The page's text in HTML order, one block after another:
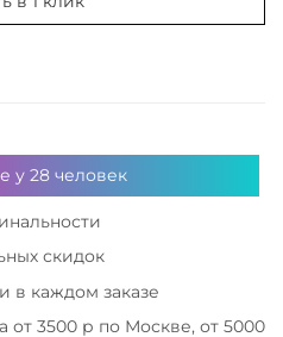
у28 человек
скидок
в каждом заказе
от 3500 р по Москве, от 5000